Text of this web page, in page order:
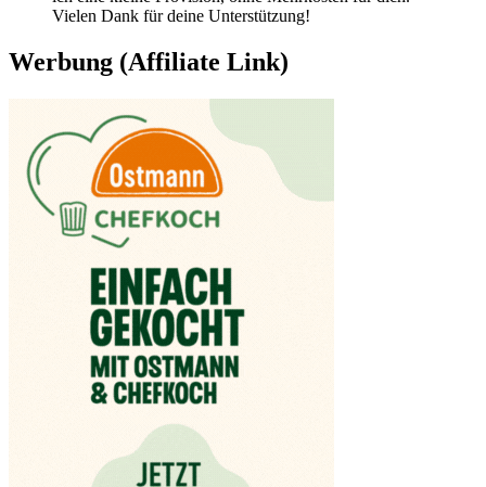
Vielen Dank für deine Unterstützung!
Werbung (Affiliate Link)